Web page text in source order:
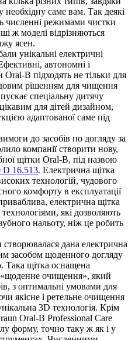
саме вам. Так деякі
численні режимами чистки
ж моделі відрізняються
ясен.
унікальні електричні
автономні і
Oral-B підходять не тільки для
рішенням для чищення
спеціальну дитячу
для дітей дизайном,
адаптованої саме під
до засобів по догляду за
компанії створити нову,
щітки Oral-B, під назвою
D 16.513. Електрична щітка
технологій, чудового
комфорту в експлуатації
електрична щітка
які дозволяють
нальоту, ніж це робить
створювалася дана електрична
засобом щоденного догляду
Така щітка оснащена
очищення», який
з оптимальні умовами для
якісне і ретельне очищення
3D технологія. Крім
Oral-B Professional Care
форму, точно таку ж як і у